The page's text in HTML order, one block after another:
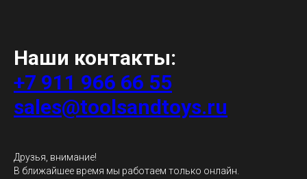
Наши контакты:
+7 911 966 66 55
sales@toolsandtoys.ru
Друзья, внимание!
В ближайшее время мы работаем только онлайн.